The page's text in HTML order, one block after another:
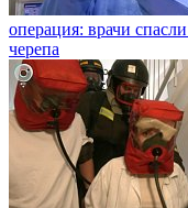
операция: врачи
черепа